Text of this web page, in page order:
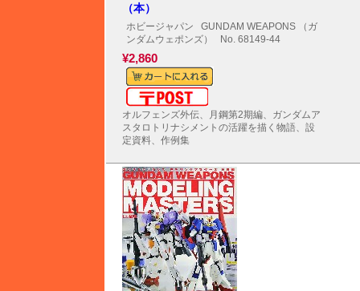
（本）
ホビージャパン
GUNDAM WEAPONS （ガ
ンダムウェポンズ）
No. 68149-44
¥2,860
オルフェンズ外伝、月鋼第2期編、ガンダムア
スタロトリナシメントの活躍を描く物語、設
定資料、作例集